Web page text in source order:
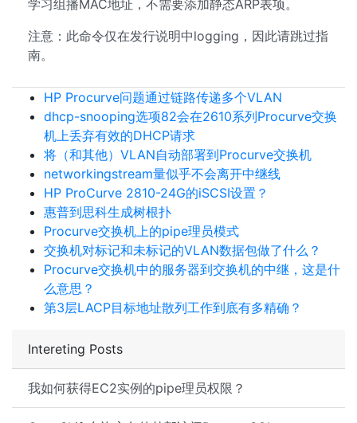
Intereting Posts
我如何获得EC2实例的pipe理员权限？
学习组播MAC地址，不需要添加静态ARP表项。
注意：此命令仅在发行说明中logging，因此请跳过指
南。
HP Procurve问题通过链路传递多个VLAN
dhcp-snooping选项82会在2610系列Procurve交换
机上丢弃有效的DHCP请求
将（和其他）VLAN自动部署到Procurve交换机
networkingstream量似乎不会离开中继线
HP ProCurve 2810-24G的iSCSI设置？
惠普到思科生成树根扑
Procurve交换机上的pipe理员模式
交换机对标记和未标记的VLAN数据包做了什么？
Procurve交换机中的服务器到交换机的中继，这是什
么意思？
第3层LACP目标地址散列工作到底有多精确？